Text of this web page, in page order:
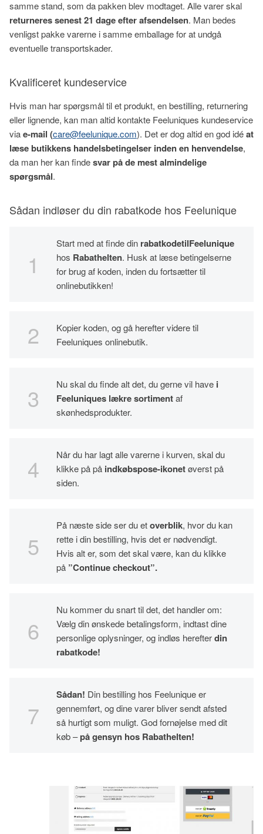
samme stand, som da pakken blev modtaget. Alle varer skal
returneres senest 21 dage efter afsendelsen. Man bedes
venligst pakke varerne i samme emballage for at undgå
eventuelle transportskader.
Kvalificeret kundeservice
Hvis man har spørgsmål til et produkt, en bestilling, returnering
eller lignende, kan man altid kontakte Feeluniques kundeservice
viae-mail (care@feelunique.com). Det er dog altid en god idéat
læse butikkens handelsbetingelser inden en henvendelse,
da man her kan findesvar på de mest almindelige
spørgsmål.
Sådan indløser du din rabatkode hos Feelunique
Start med at finde din rabatkodetilFeelunique
hos Rabathelten. Husk at læse betingelserne
for brug af koden, inden du fortsætter til
onlinebutikken!
Kopier koden, og gå herefter videre til
Feeluniques onlinebutik.
Nu skal du finde alt det, du gerne vil have i
Feeluniques lækre sortimentaf
skønhedsprodukter.
Når du har lagt alle varerne i kurven, skal du
klikke på på indkøbspose-ikonetøverst på
siden.
På næste side ser du etoverblik, hvor du kan
rette i din bestilling, hvis det er nødvendigt.
Hvis alt er, som det skal være, kan du klikke
på ”Continue checkout”.
Nu kommer du snart til det, det handler om:
Vælg din ønskede betalingsform, indtast dine
personlige oplysninger, og indløs herefterdin
rabatkode!
Sådan! Din bestilling hos Feelunique er
gennemført, og dine varer bliver sendt afsted
så hurtigt som muligt. God fornøjelse med dit
køb –på gensyn hos Rabathelten!